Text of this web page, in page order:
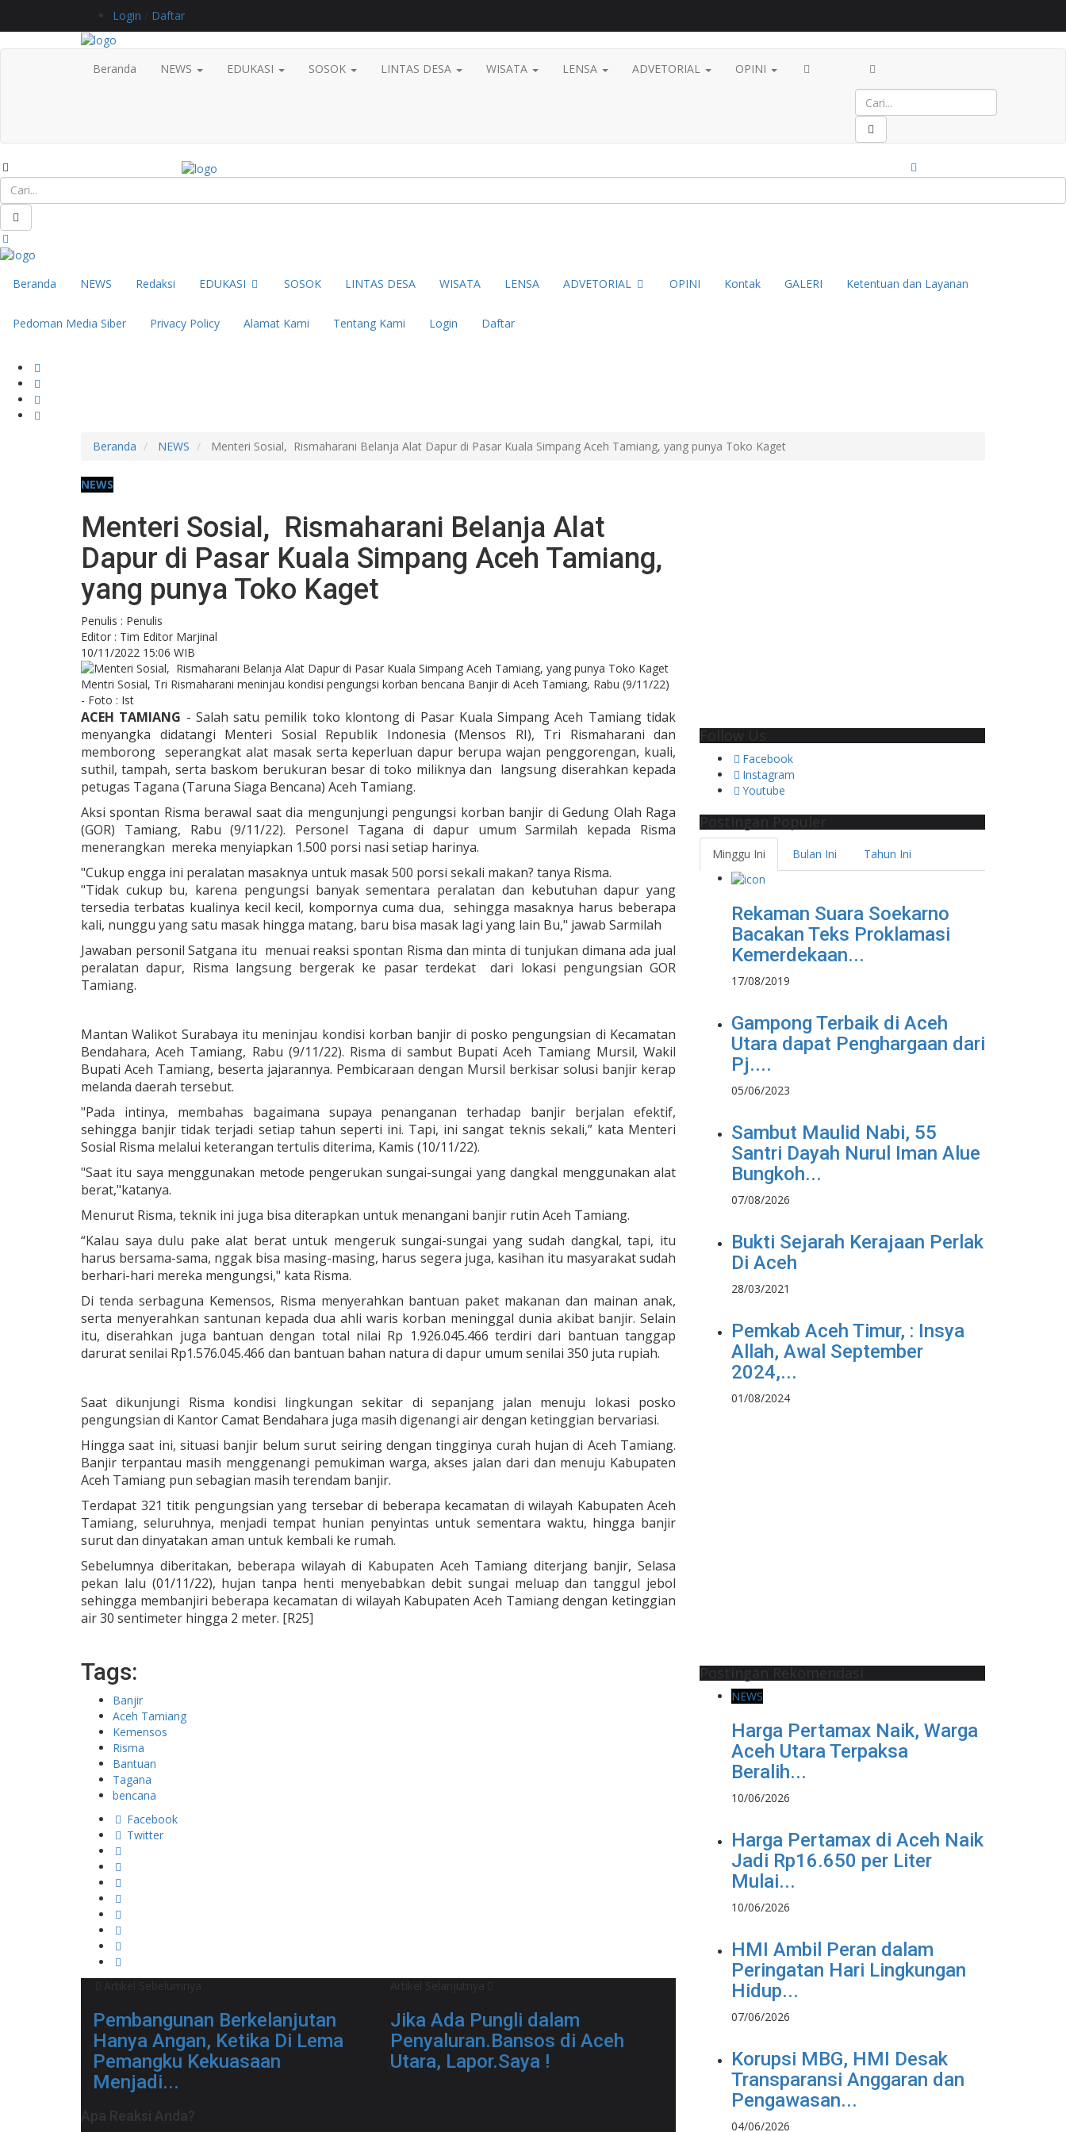
Login Daftar
Beranda NEWS EDUKASI SOSOK LINTAS DESA WISATA LENSA ADVETORIAL OPINI
Beranda NEWS Redaksi EDUKASI SOSOK LINTAS DESA WISATA LENSA ADVETORIAL OPINI Kontak GALERI Ketentuan dan Layanan
Pedoman Media Siber Privacy Policy Alamat Kami Tentang Kami Login Daftar
Beranda NEWS Menteri Sosial, Rismaharani Belanja Alat Dapur di Pasar Kuala Simpang Aceh Tamiang, yang punya Toko Kaget
NEWS
Menteri Sosial, Rismaharani Belanja Alat
Dapur di Pasar Kuala Simpang Aceh Tamiang,
yang punya Toko Kaget
Penulis : Penulis
Editor : Tim Editor Marjinal
10/11/2022 15:06 WIB
Mentri Sosial, Tri Rismaharani meninjau kondisi pengungsi korban bencana Banjir di Aceh Tamiang, Rabu (9/11/22)
- Foto : Ist
ACEH TAMIANG - Salah satu pemilik toko klontong di Pasar Kuala Simpang Aceh Tamiang tidak
menyangka didatangi Menteri Sosial Republik Indonesia (Mensos RI), Tri Rismaharani dan
memborong seperangkat alat masak serta keperluan dapur berupa wajan penggorengan, kuali,
suthil, tampah, serta baskom berukuran besar di toko miliknya dan langsung diserahkan kepada
petugas Tagana (Taruna Siaga Bencana) Aceh Tamiang.
Aksi spontan Risma berawal saat dia mengunjungi pengungsi korban banjir di Gedung Olah Raga
(GOR) Tamiang, Rabu (9/11/22). Personel Tagana di dapur umum Sarmilah kepada Risma
menerangkan mereka menyiapkan 1.500 porsi nasi setiap harinya.
"Cukup engga ini peralatan masaknya untuk masak 500 porsi sekali makan? tanya Risma.
"Tidak cukup bu, karena pengungsi banyak sementara peralatan dan kebutuhan dapur yang
tersedia terbatas kualinya kecil kecil, kompornya cuma dua, sehingga masaknya harus beberapa
kali, nunggu yang satu masak hingga matang, baru bisa masak lagi yang lain Bu," jawab Sarmilah
Jawaban personil Satgana itu menuai reaksi spontan Risma dan minta di tunjukan dimana ada jual
peralatan dapur, Risma langsung bergerak ke pasar terdekat dari lokasi pengungsian GOR
Tamiang.
Mantan Walikot Surabaya itu meninjau kondisi korban banjir di posko pengungsian di Kecamatan
Bendahara, Aceh Tamiang, Rabu (9/11/22). Risma di sambut Bupati Aceh Tamiang Mursil, Wakil
Bupati Aceh Tamiang, beserta jajarannya. Pembicaraan dengan Mursil berkisar solusi banjir kerap
melanda daerah tersebut.
"Pada intinya, membahas bagaimana supaya penanganan terhadap banjir berjalan efektif,
sehingga banjir tidak terjadi setiap tahun seperti ini. Tapi, ini sangat teknis sekali,” kata Menteri
Sosial Risma melalui keterangan tertulis diterima, Kamis (10/11/22).
"Saat itu saya menggunakan metode pengerukan sungai-sungai yang dangkal menggunakan alat
berat,"katanya.
Menurut Risma, teknik ini juga bisa diterapkan untuk menangani banjir rutin Aceh Tamiang.
“Kalau saya dulu pake alat berat untuk mengeruk sungai-sungai yang sudah dangkal, tapi, itu
harus bersama-sama, nggak bisa masing-masing, harus segera juga, kasihan itu masyarakat sudah
berhari-hari mereka mengungsi," kata Risma.
Di tenda serbaguna Kemensos, Risma menyerahkan bantuan paket makanan dan mainan anak,
serta menyerahkan santunan kepada dua ahli waris korban meninggal dunia akibat banjir. Selain
itu, diserahkan juga bantuan dengan total nilai Rp 1.926.045.466 terdiri dari bantuan tanggap
darurat senilai Rp1.576.045.466 dan bantuan bahan natura di dapur umum senilai 350 juta rupiah.
Saat dikunjungi Risma kondisi lingkungan sekitar di sepanjang jalan menuju lokasi posko
pengungsian di Kantor Camat Bendahara juga masih digenangi air dengan ketinggian bervariasi.
Hingga saat ini, situasi banjir belum surut seiring dengan tingginya curah hujan di Aceh Tamiang.
Banjir terpantau masih menggenangi pemukiman warga, akses jalan dari dan menuju Kabupaten
Aceh Tamiang pun sebagian masih terendam banjir.
Terdapat 321 titik pengungsian yang tersebar di beberapa kecamatan di wilayah Kabupaten Aceh
Tamiang, seluruhnya, menjadi tempat hunian penyintas untuk sementara waktu, hingga banjir
surut dan dinyatakan aman untuk kembali ke rumah.
Sebelumnya diberitakan, beberapa wilayah di Kabupaten Aceh Tamiang diterjang banjir, Selasa
pekan lalu (01/11/22), hujan tanpa henti menyebabkan debit sungai meluap dan tanggul jebol
sehingga membanjiri beberapa kecamatan di wilayah Kabupaten Aceh Tamiang dengan ketinggian
air 30 sentimeter hingga 2 meter. [R25]
Tags:
Banjir
Aceh Tamiang
Kemensos
Risma
Bantuan
Tagana
bencana
Facebook
Twitter
Pembangunan Berkelanjutan
Hanya Angan, Ketika Di Lema
Pemangku Kekuasaan
Menjadi...
Jika Ada Pungli dalam
Penyaluran.Bansos di Aceh
Utara, Lapor.Saya !
Facebook
Instagram
Youtube
Minggu Ini Bulan Ini Tahun Ini
Rekaman Suara Soekarno
Bacakan Teks Proklamasi
Kemerdekaan...
17/08/2019
Gampong Terbaik di Aceh
Utara dapat Penghargaan dari
Pj....
05/06/2023
Sambut Maulid Nabi, 55
Santri Dayah Nurul Iman Alue
Bungkoh...
07/08/2026
Bukti Sejarah Kerajaan Perlak
Di Aceh
28/03/2021
Pemkab Aceh Timur, : Insya
Allah, Awal September
2024,...
01/08/2024
NEWS
Harga Pertamax Naik, Warga
Aceh Utara Terpaksa
Beralih...
10/06/2026
Harga Pertamax di Aceh Naik
Jadi Rp16.650 per Liter
Mulai...
10/06/2026
HMI Ambil Peran dalam
Peringatan Hari Lingkungan
Hidup...
07/06/2026
Korupsi MBG, HMI Desak
Transparansi Anggaran dan
Pengawasan...
04/06/2026